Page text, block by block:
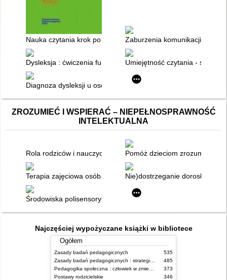
Nauka czytania krok po kroku : jak przeciwdziałać dysleksji
Zaburzenia komunikacji
Dysleksja : ćwiczenia funkcji poznawczych dla dzieci
Umiejętność czytania -
Diagnoza dysleksji u osób dorosłych w Republice Czeskiej
ZROZUMIEĆ I WSPIERAĆ – NIEPEŁNOSPRAWNOŚĆ
INTELEKTUALNA
Rola rodziców i nauczycieli-terapeutów we wspieraniu
Pomóż dzieciom zrozumieć
Terapia zajęciowa osób z niepełnosprawnością intelektualną
Nie)dostrzeganie dorosłości z
Środowiska polisensoryczne dla osób z niepełnosprawnością
Najczęściej wypożyczane książki w bibliotece
Ogółem
Zasady badań pedagogicznych
535
485
373
Postawy rodzicielskie
346